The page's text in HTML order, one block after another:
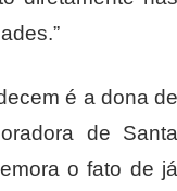
é a dona de
de Santa
o fato de já